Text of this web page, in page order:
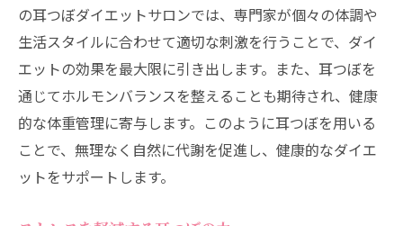
の耳つぼダイエットサロンでは、専門家が個々の体調や
生活スタイルに合わせて適切な刺激を行うことで、ダイ
エットの効果を最大限に引き出します。また、耳つぼを
通じてホルモンバランスを整えることも期待され、健康
的な体重管理に寄与します。このように耳つぼを用いる
ことで、無理なく自然に代謝を促進し、健康的なダイエ
ットをサポートします。